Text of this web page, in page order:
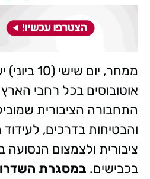
ממחר, יום
אוטובוסים בכל רחבי
התחבורה הציבורית
והבטיחות בדרכים,
ציבורית ולצמצום
בכבישים. במסגרת